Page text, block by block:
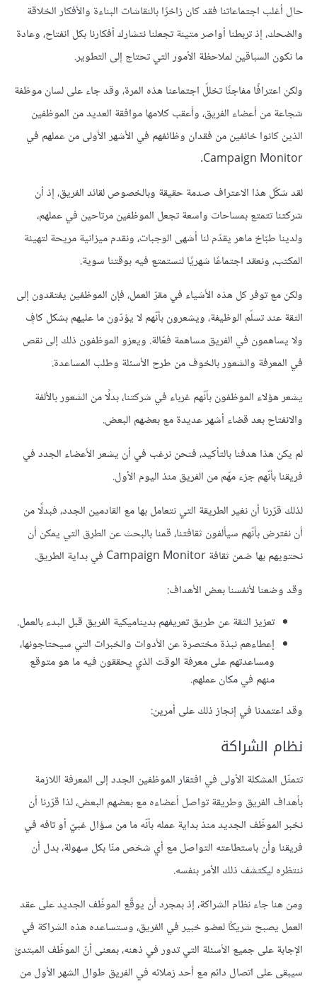
حال أغلب اجتماعاتنا فقد كان زاخرًا بالنقاشات البناءة والأفكار الخلاقة
والضحك، إذ تربطنا أواصر متينة تجعلنا نتشارك أفكارنا بكل انفتاح، وعادة
ما نكون السباقين لملاحظة الأمور التي تحتاج إلى التطوير.
ولكن اعترافًا مفاجئًا تخللّ اجتماعنا هذه المرة، وقد جاء على لسان موظفة
شجاعة من أعضاء الفريق، وأعقب كلامها موافقة العديد من الموظفين
الذين كانوا خائفين من فقدان وظائفهم في الأشهر الأولى من عملهم في
Campaign Monitor.
لقد شكّل هذا الاعتراف صدمة حقيقة وبالخصوص لقائد الفريق، إذ أن
شركتنا تتمتع بمساحات واسعة تجعل الموظفين مرتاحين في عملهم،
ولدينا طبّاخ ماهر يقدّم لنا أشهى الوجبات، ونقدم ميزانية مريحة لتهيئة
المكتب، ونعقد اجتماعًا شهريًا لنستمتع فيه بوقتنا سوية.
ولكن مع توفر كل هذه الأشياء في مقرّ العمل، فإن الموظفين يفتقدون إلى
الثقة عند تسلّم الوظيفة، ويشعرون بأنّهم لا يؤدّون ما عليهم بشكل كافٍ
ولا يساهمون في الفريق مساهمة فعّالة. ويعزو الموظفون ذلك إلى نقص
في المعرفة والشعور بالخوف من طرح الأسئلة وطلب المساعدة.
يشعر هؤلاء الموظفون بأنّهم غرباء في شركتنا، بدلًا من الشعور بالألفة
والانفتاح بعد قضاء أشهر عديدة مع بعضهم البعض.
لم يكن هذا هدفنا بالتأكيد، فنحن نرغب في أن يشعر الأعضاء الجدد في
فريقنا بأنّهم جزء مهّم من الفريق منذ اليوم الأول.
لذلك قرّرنا أن نغير الطريقة التي نتعامل بها مع القادمين الجدد، فبدلًا من
أن نفترض بأنّهم سيألفون ثقافتنا، قمنا بالبحث عن الطرق التي يمكن أن
نحتويهم بها ضمن ثقافة Campaign Monitor في بداية الطريق.
وقد وضعنا لأنفسنا بعض الأهداف:
تعزيز الثقة عن طريق تعريفهم بديناميكية الفريق قبل البدء بالعمل.
إعطاءهم نبذة مختصرة عن الأدوات والخبرات التي سيحتاجونها،
ومساعدتهم على معرفة الوقت الذي يحققون فيه ما هو متوقع
منهم في مكان عملهم.
وقد اعتمدنا في إنجاز ذلك على أمرين:
نظام الشراكة
تتمثّل المشكلة الأولى في افتقار الموظفين الجدد إلى المعرفة اللازمة
بأهداف الفريق وطريقة تواصل أعضاءه مع بعضهم البعض، لذا قرّرنا أن
نخبر الموظّف الجديد منذ بداية عمله بأنّه ما من سؤال غبيّ أو تافه في
فريقنا وأن باستطاعته التواصل مع أي شخص منّا بكل سهولة، بدل أن
ننتظره ليكتشف ذلك الأمر بنفسه.
ومن هنا جاء نظام الشراكة، إذ بمجرد أن يوقّع الموظّف الجديد على عقد
العمل يصبح شريكًا لعضو خبير في الفريق، وستساعده هذه الشراكة في
الإجابة على جميع الأسئلة التي تدور في ذهنه، بمعنى أنّ الموظّف المبتدئ
سيبقى على اتصال دائم مع أحد زملائه في الفريق طوال الشهر الأول من